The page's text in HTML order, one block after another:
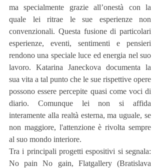
ma specialmente grazie all’onestà con la
quale lei ritrae le sue esperienze non
convenzionali. Questa fusione di particolari
esperienze, eventi, sentimenti e pensieri
rendono una speciale luce ed energia nel suo
lavoro. Katarina Janeckova documenta la
sua vita a tal punto che le sue rispettive opere
possono essere percepite quasi come voci di
diario. Comunque lei non si affida
interamente alla realtà esterna, ma uguale, se
non maggiore, l'attenzione è rivolta sempre
al suo mondo interiore.
Tra i principali progetti espositivi si segnala:
No pain No gain, Flatgallery (Bratislava